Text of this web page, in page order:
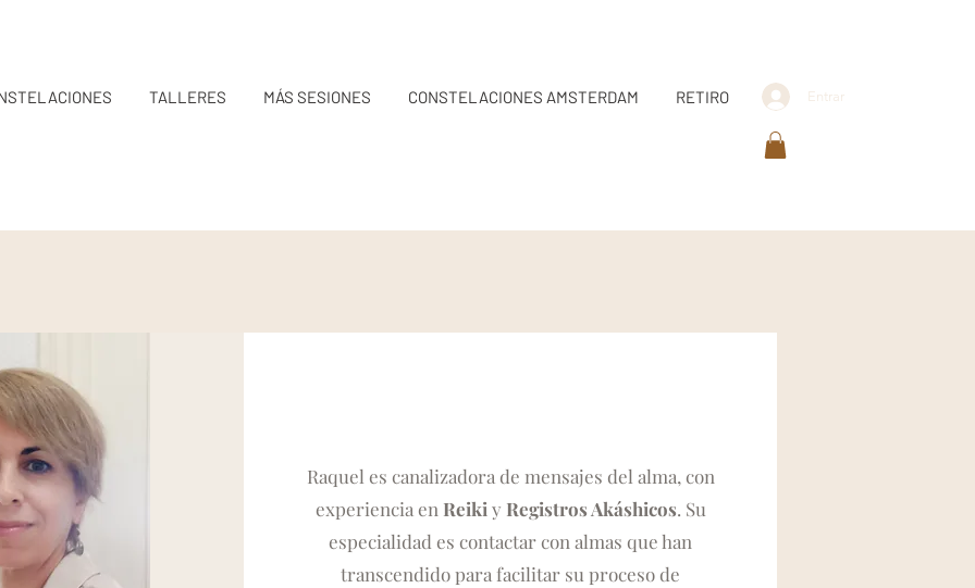
TALLERES MÁS SESIONES CONSTELACIONES AMSTERDAM RETIRO Entrar
Raquel es canalizadora de mensajes del alma, con
experiencia en Reiki y Registros Akáshicos. Su
especialidad es contactar con almas que han
transcendido para facilitar su proceso de